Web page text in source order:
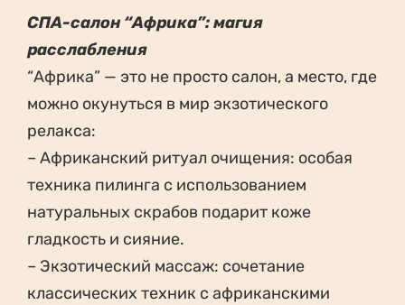
СПА-салон “Африка”: магия
расслабления
“Африка” — это не просто салон, а место, где
можно окунуться в мир экзотического
релакса:
– Африканский ритуал очищения: особая
техника пилинга с использованием
натуральных скрабов подарит коже
гладкость и сияние.
– Экзотический массаж: сочетание
классических техник с африканскими